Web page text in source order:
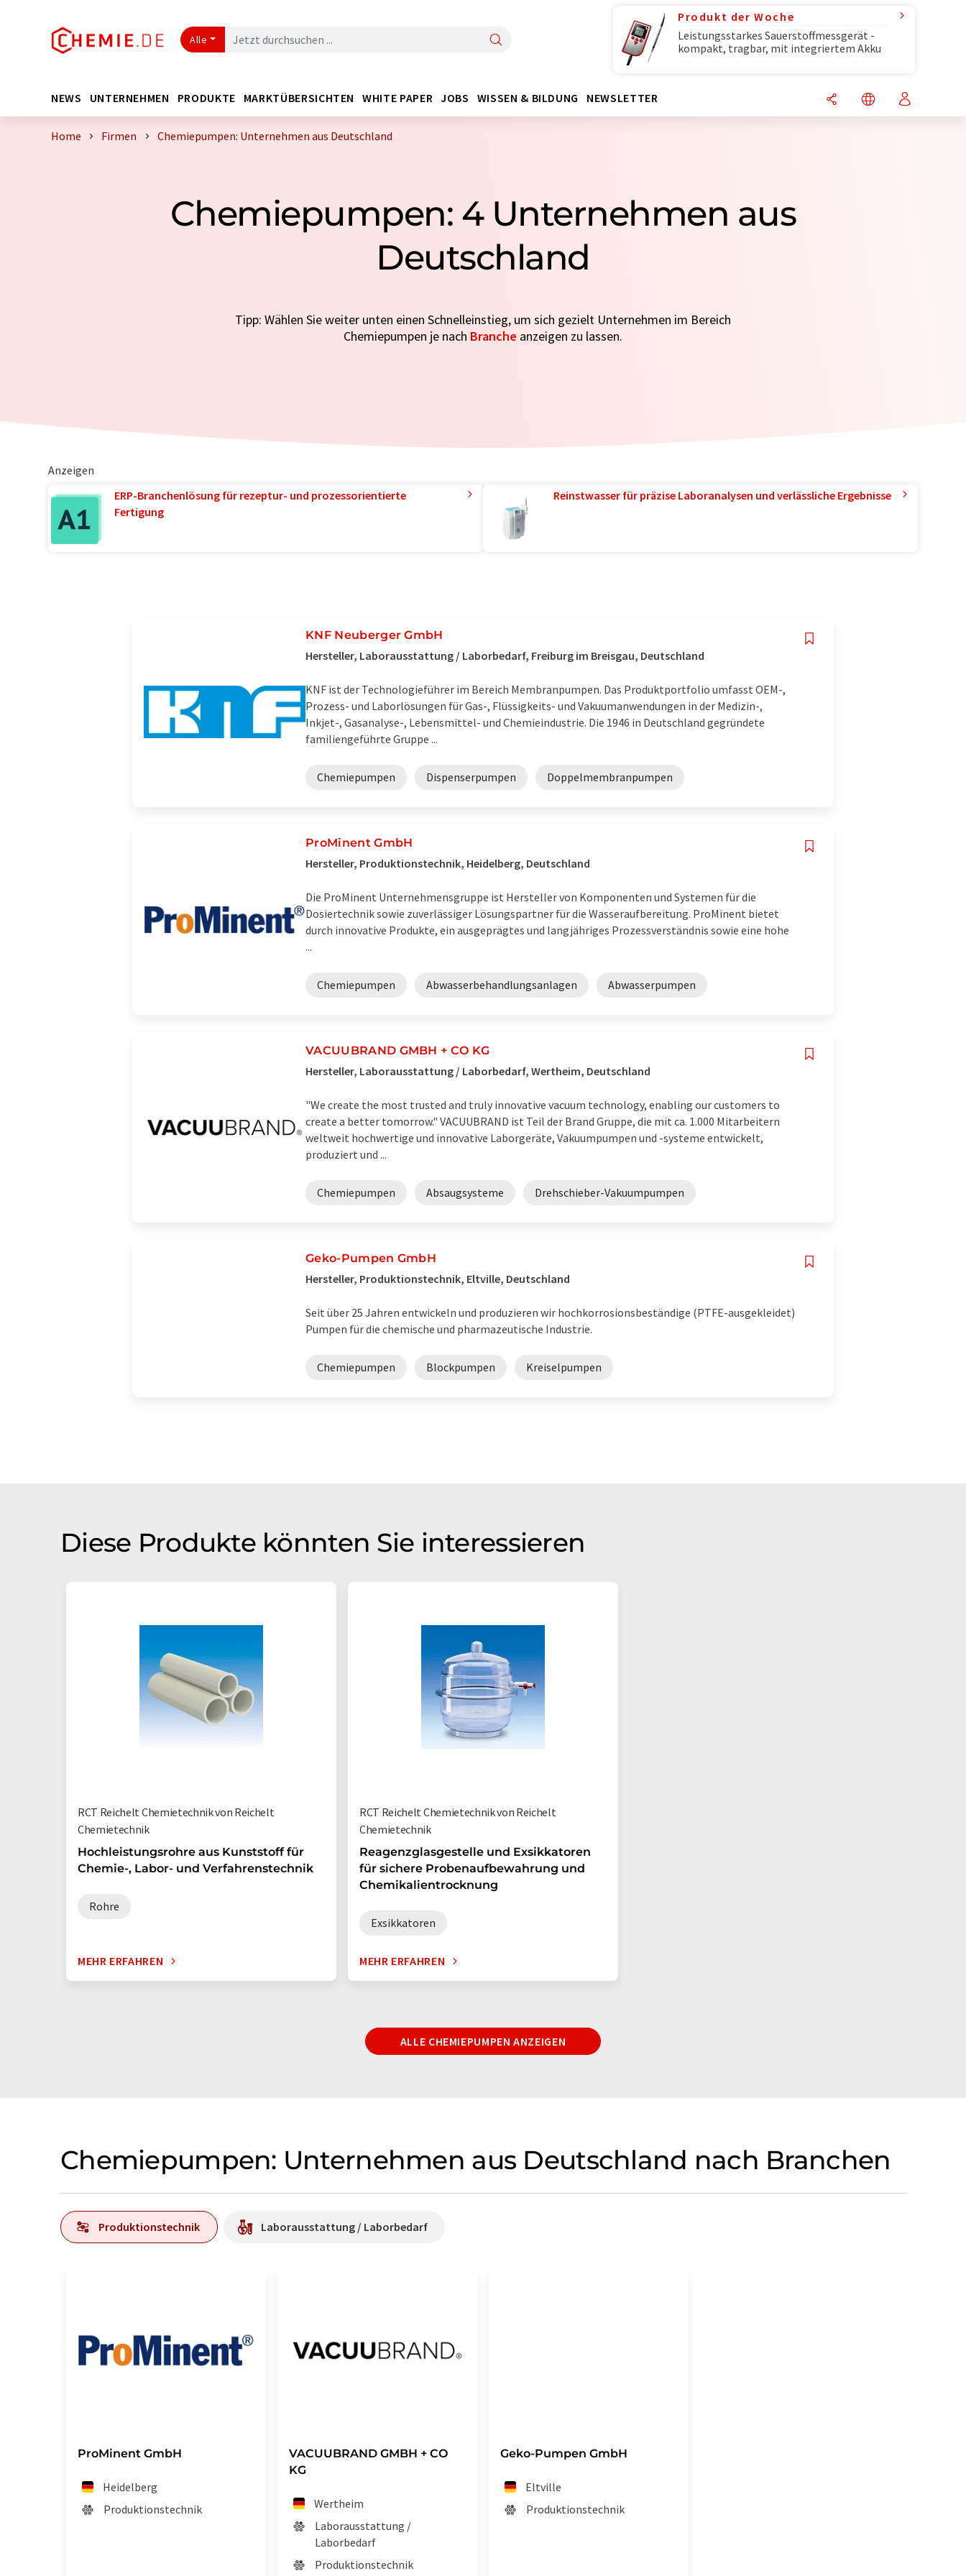
Alle
Produkt der Woche
Leistungsstarkes Sauerstoffmessgerät -
kompakt, tragbar, mit integriertem Akku
NEWS UNTERNEHMEN PRODUKTE MARKTÜBERSICHTEN WHITE PAPER JOBS WISSEN & BILDUNG NEWSLETTER
Home Firmen Chemiepumpen: Unternehmen aus Deutschland
Chemiepumpen: 4 Unternehmen aus
Deutschland
Tipp: Wählen Sie weiter unten einen Schnelleinstieg, um sich gezielt Unternehmen im Bereich
Chemiepumpen je nach Branche anzeigen zu lassen.
Anzeigen
ERP-Branchenlösung für rezeptur- und prozessorientierte
Fertigung
Reinstwasser für präzise Laboranalysen und verlässliche Ergebnisse
KNF Neuberger GmbH
Hersteller, Laborausstattung / Laborbedarf, Freiburg im Breisgau, Deutschland
KNF ist der Technologieführer im Bereich Membranpumpen. Das Produktportfolio umfasst OEM-,
Prozess- und Laborlösungen für Gas-, Flüssigkeits- und Vakuumanwendungen in der Medizin-,
Inkjet-, Gasanalyse-, Lebensmittel- und Chemieindustrie. Die 1946 in Deutschland gegründete
familiengeführte Gruppe ...
Chemiepumpen Dispenserpumpen Doppelmembranpumpen
ProMinent GmbH
Hersteller, Produktionstechnik, Heidelberg, Deutschland
Die ProMinent Unternehmensgruppe ist Hersteller von Komponenten und Systemen für die
Dosiertechnik sowie zuverlässiger Lösungspartner für die Wasseraufbereitung. ProMinent bietet
durch innovative Produkte, ein ausgeprägtes und langjähriges Prozessverständnis sowie eine hohe
...
Chemiepumpen Abwasserbehandlungsanlagen Abwasserpumpen
VACUUBRAND GMBH + CO KG
Hersteller, Laborausstattung / Laborbedarf, Wertheim, Deutschland
"We create the most trusted and truly innovative vacuum technology, enabling our customers to
create a better tomorrow." VACUUBRAND ist Teil der Brand Gruppe, die mit ca. 1.000 Mitarbeitern
weltweit hochwertige und innovative Laborgeräte, Vakuumpumpen und -systeme entwickelt,
produziert und ...
Chemiepumpen Absaugsysteme Drehschieber-Vakuumpumpen
Geko-Pumpen GmbH
Hersteller, Produktionstechnik, Eltville, Deutschland
Seit über 25 Jahren entwickeln und produzieren wir hochkorrosionsbeständige (PTFE-ausgekleidet)
Pumpen für die chemische und pharmazeutische Industrie.
Chemiepumpen Blockpumpen Kreiselpumpen
Diese Produkte könnten Sie interessieren
RCT Reichelt Chemietechnik von Reichelt
Chemietechnik
Hochleistungsrohre aus Kunststoff für
Chemie-, Labor- und Verfahrenstechnik
Rohre
MEHR ERFAHREN
RCT Reichelt Chemietechnik von Reichelt
Chemietechnik
Reagenzglasgestelle und Exsikkatoren
für sichere Probenaufbewahrung und
Chemikalientrocknung
Exsikkatoren
MEHR ERFAHREN
ALLE CHEMIEPUMPEN ANZEIGEN
Chemiepumpen: Unternehmen aus Deutschland nach Branchen
Produktionstechnik Laborausstattung / Laborbedarf
ProMinent GmbH
Heidelberg
Produktionstechnik
VACUUBRAND GMBH + CO
KG
Wertheim
Laborausstattung /
Laborbedarf
Produktionstechnik
Geko-Pumpen GmbH
Eltville
Produktionstechnik